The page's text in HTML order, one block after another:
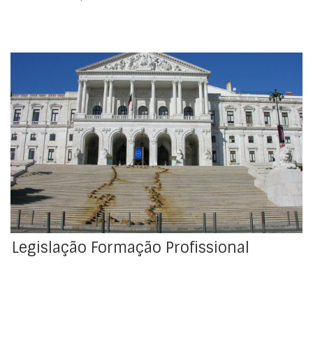
Legislação de enquadramento do Sistema Nacional de
Qualificações (SNQ), dos seus instrumentos do Sistema
Nacional de Qualificações (SNQ), das ofertas de
educação e formação profissional e outra legislação.
Legislação Formação Profissional